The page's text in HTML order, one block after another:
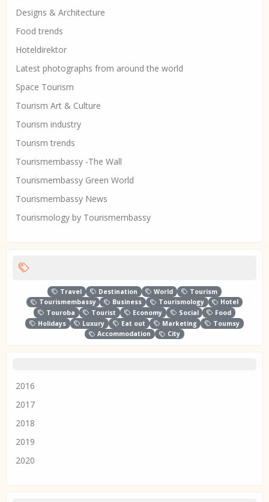
Designs & Architecture
Food trends
Hoteldirektor
Latest photographs from around the world
Space Tourism
Tourism Art & Culture
Tourism industry
Tourism trends
Tourismembassy -The Wall
Tourismembassy Green World
Tourismembassy News
Tourismology by Tourismembassy
Travel Destination World
Tourism
Tourismembassy
Business Tourismology
Hotel
Touroba
Tourist Economy Social
Food
Holidays
Luxury Eat out Marketing
Toumsy
Accommodation
City
2016
2017
2018
2019
2020